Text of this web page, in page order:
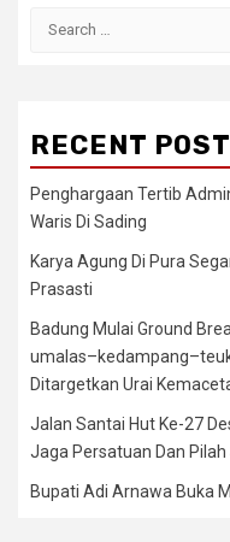
RECENT
Penghargaan Tertib
Waris Di Sading
Karya Agung Di Pura
Prasasti
Badung Mulai Ground
Ditargetkan Urai
Jalan Santai Hut Ke-27
Jaga Persatuan Dan
Bupati Adi Arnawa Buka